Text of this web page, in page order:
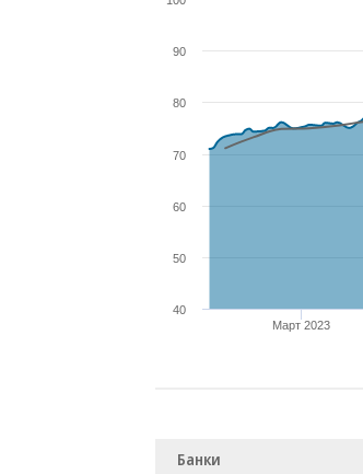
Март 2023
40
60
80
50
70
90
Банки